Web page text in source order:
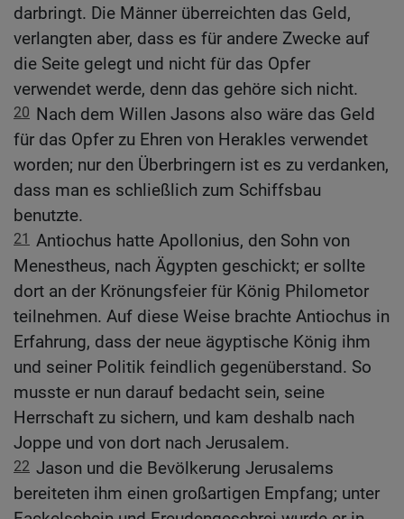
darbringt. Die Männer überreichten das Geld,
verlangten aber, dass es für andere Zwecke auf
die Seite gelegt und nicht für das Opfer
verwendet werde, denn das gehöre sich nicht.
20 Nach dem Willen Jasons also wäre das Geld
für das Opfer zu Ehren von Herakles verwendet
worden; nur den Überbringern ist es zu verdanken,
dass man es schließlich zum Schiffsbau
benutzte.
21 Antiochus hatte Apollonius, den Sohn von
Menestheus, nach Ägypten geschickt; er sollte
dort an der Krönungsfeier für König Philometor
teilnehmen. Auf diese Weise brachte Antiochus in
Erfahrung, dass der neue ägyptische König ihm
und seiner Politik feindlich gegenüberstand. So
musste er nun darauf bedacht sein, seine
Herrschaft zu sichern, und kam deshalb nach
Joppe und von dort nach Jerusalem.
22 Jason und die Bevölkerung Jerusalems
bereiteten ihm einen großartigen Empfang; unter